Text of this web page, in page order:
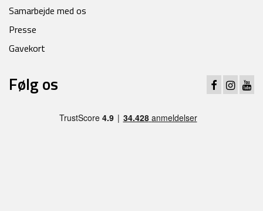
Samarbejde med os
Presse
Gavekort
Følg os